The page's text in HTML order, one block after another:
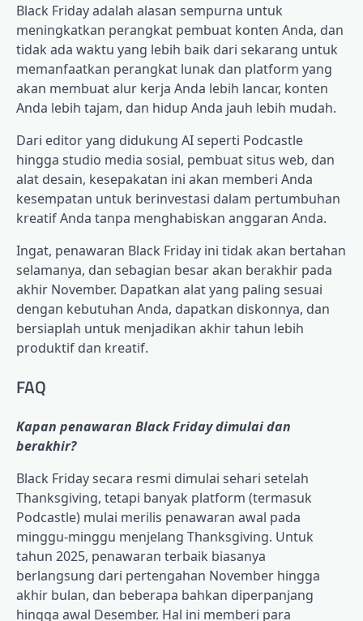
Black Friday adalah alasan sempurna untuk
meningkatkan perangkat pembuat konten Anda, dan
tidak ada waktu yang lebih baik dari sekarang untuk
memanfaatkan perangkat lunak dan platform yang
akan membuat alur kerja Anda lebih lancar, konten
Anda lebih tajam, dan hidup Anda jauh lebih mudah.
Dari editor yang didukung AI seperti Podcastle
hingga studio media sosial, pembuat situs web, dan
alat desain, kesepakatan ini akan memberi Anda
kesempatan untuk berinvestasi dalam pertumbuhan
kreatif Anda tanpa menghabiskan anggaran Anda.
Ingat, penawaran Black Friday ini tidak akan bertahan
selamanya, dan sebagian besar akan berakhir pada
akhir November. Dapatkan alat yang paling sesuai
dengan kebutuhan Anda, dapatkan diskonnya, dan
bersiaplah untuk menjadikan akhir tahun lebih
produktif dan kreatif.
FAQ
Kapan penawaran Black Friday dimulai dan
berakhir?
Black Friday secara resmi dimulai sehari setelah
Thanksgiving, tetapi banyak platform (termasuk
Podcastle) mulai merilis penawaran awal pada
minggu-minggu menjelang Thanksgiving. Untuk
tahun 2025, penawaran terbaik biasanya
berlangsung dari pertengahan November hingga
akhir bulan, dan beberapa bahkan diperpanjang
hingga awal Desember. Hal ini memberi para